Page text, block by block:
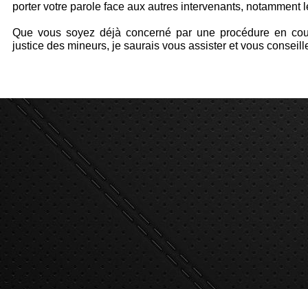
porter votre parole face aux autres intervenants, notamment
Que vous soyez déjà concerné par une procédure en
justice des mineurs, je saurais vous assister et vous